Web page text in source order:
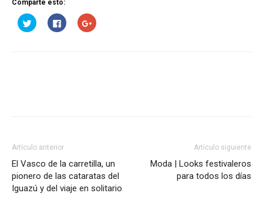
Comparte esto:
Haz
clic
Haz
clic
Haz
clic
Artículo anterior
El Vasco de la carretilla, un
pionero de las cataratas del
Iguazú y del viaje en solitario
Artículo siguiente
Moda | Looks festivaleros
para todos los días